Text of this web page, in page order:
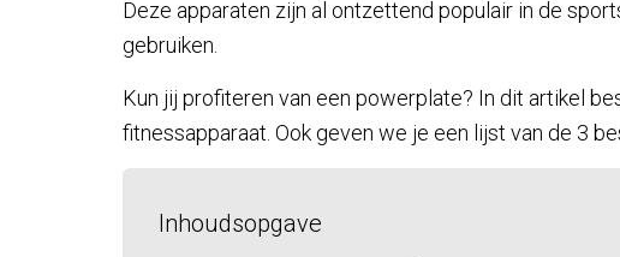
Deze apparaten zijn al ontzettend populair in de
gebruiken.
Kun jij profiteren van een powerplate? In dit artikel
fitnessapparaat. Ook geven we je een lijst van de 3
Inhoudsopgave